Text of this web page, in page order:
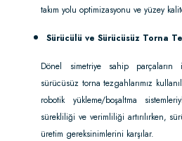
takım yolu optimizasyonu ve yüzey
Sürücülü ve Sürücüsüz Torna
Dönel simetriye sahip
sürücüsüz torna tezgahlarımız
robotik yükleme/boşaltma
sürekliliği ve verimliliği artırılırken,
üretim gereksinimlerini karşılar.